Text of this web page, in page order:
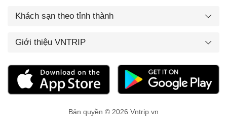
Khách sạn theo tỉnh thành
Giới thiệu VNTRIP
Bản quyền © 2026 Vntrip.vn